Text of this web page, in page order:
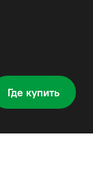
Где купить